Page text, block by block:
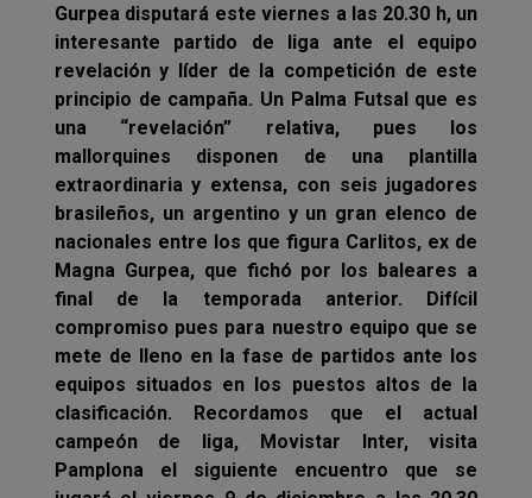
Gurpea disputará este viernes a las 20.30 h, un
interesante partido de liga ante el equipo
revelación y líder de la competición de este
principio de campaña. Un Palma Futsal que es
una “revelación” relativa, pues los
mallorquines disponen de una plantilla
extraordinaria y extensa, con seis jugadores
brasileños, un argentino y un gran elenco de
nacionales entre los que figura Carlitos, ex de
Magna Gurpea, que fichó por los baleares a
final de la temporada anterior. Difícil
compromiso pues para nuestro equipo que se
mete de lleno en la fase de partidos ante los
equipos situados en los puestos altos de la
clasificación. Recordamos que el actual
campeón de liga, Movistar Inter, visita
Pamplona el siguiente encuentro que se